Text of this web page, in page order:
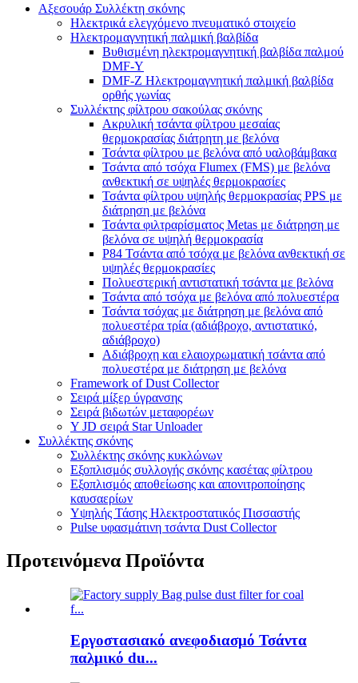
Αξεσουάρ Συλλέκτη σκόνης
Ηλεκτρικά ελεγχόμενο πνευματικό στοιχείο
Ηλεκτρομαγνητική παλμική βαλβίδα
Βυθισμένη ηλεκτρομαγνητική βαλβίδα παλμού
DMF-Y
DMF-Z Ηλεκτρομαγνητική παλμική βαλβίδα
ορθής γωνίας
Συλλέκτης φίλτρου σακούλας σκόνης
Ακρυλική τσάντα φίλτρου μεσαίας
θερμοκρασίας διάτρητη με βελόνα
Τσάντα φίλτρου με βελόνα από υαλοβάμβακα
Τσάντα από τσόχα Flumex (FMS) με βελόνα
ανθεκτική σε υψηλές θερμοκρασίες
Τσάντα φίλτρου υψηλής θερμοκρασίας PPS με
διάτρηση με βελόνα
Τσάντα φιλτραρίσματος Metas με διάτρηση με
βελόνα σε υψηλή θερμοκρασία
P84 Τσάντα από τσόχα με βελόνα ανθεκτική σε
υψηλές θερμοκρασίες
Πολυεστερική αντιστατική τσάντα με βελόνα
Τσάντα από τσόχα με βελόνα από πολυεστέρα
Τσάντα τσόχας με διάτρηση με βελόνα από
πολυεστέρα τρία (αδιάβροχο, αντιστατικό,
αδιάβροχο)
Αδιάβροχη και ελαιοχρωματική τσάντα από
πολυεστέρα με διάτρηση με βελόνα
Framework of Dust Collector
Σειρά μίξερ ύγρανσης
Σειρά βιδωτών μεταφορέων
Y JD σειρά Star Unloader
Συλλέκτης σκόνης
Συλλέκτης σκόνης κυκλώνων
Εξοπλισμός συλλογής σκόνης κασέτας φίλτρου
Εξοπλισμός αποθείωσης και απονιτροποίησης
καυσαερίων
Υψηλής Τάσης Ηλεκτροστατικός Πισσαστής
Pulse υφασμάτινη τσάντα Dust Collector
Προτεινόμενα Προϊόντα
Εργοστασιακό ανεφοδιασμό Τσάντα
παλμικό du...